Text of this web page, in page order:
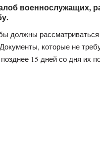
военнослужащих,
должны
которые не
15 дней со дня их